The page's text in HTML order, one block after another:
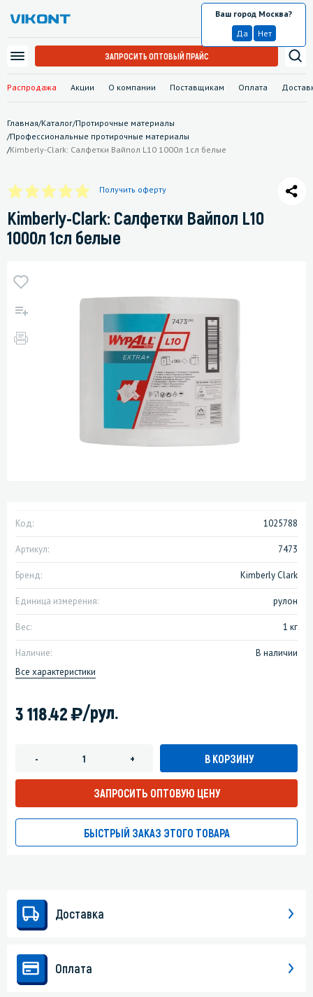
Распродажа Акции О компании Поставщикам Оплата
Москва
Ваш город Москва?
Да
Нет
ЗАПРОСИТЬ ОПТОВЫЙ ПРАЙС
Главная/Каталог/Протирочные материалы
/Профессиональные протирочные материалы
/Kimberly-Clark: Салфетки Вайпол L10 1000л 1сл белые
Получить оферту
Kimberly-Clark: Салфетки Вайпол L10
1000л 1сл белые
Код: 1025788
Артикул: 7473
Бренд: Kimberly Clark
Единица измерения: рулон
Вес: 1 кг
Наличие:
В наличии
Все характеристики
3 118.42)/рул.
- + В КОРЗИНУ
ЗАПРОСИТЬ ОПТОВУЮ ЦЕНУ
БЫСТРЫЙ ЗАКАЗ ЭТОГО ТОВАРА
Доставка
Оплата